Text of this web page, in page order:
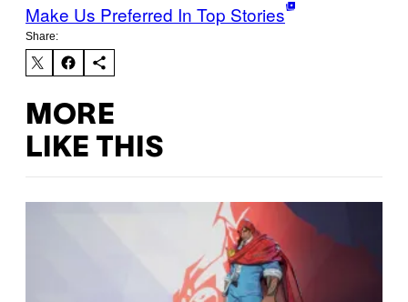
Make Us Preferred In Top Stories
Share:
MORE
LIKE THIS